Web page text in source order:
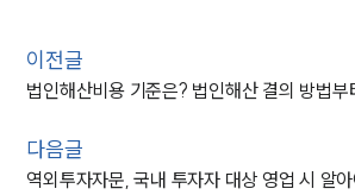
이전글
다음글
역외투자자문, 국내 투자자 대상 영업 시 알